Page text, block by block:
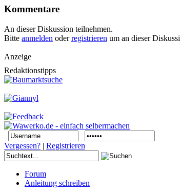
Kommentare
An dieser Diskussion teilnehmen.
Bitte anmelden oderregistrieren um an dieser
Anzeige
Redaktionstipps
Vergessen? | Registrieren
Forum
Anleitung schreiben